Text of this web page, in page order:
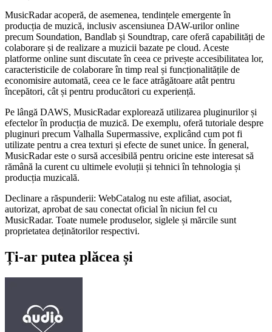
MusicRadar acoperă, de asemenea, tendințele emergente în
producția de muzică, inclusiv ascensiunea DAW-urilor online
precum Soundation, Bandlab și Soundtrap, care oferă capabilități de
colaborare și de realizare a muzicii bazate pe cloud. Aceste
platforme online sunt discutate în ceea ce privește accesibilitatea lor,
caracteristicile de colaborare în timp real și funcționalitățile de
economisire automată, ceea ce le face atrăgătoare atât pentru
începători, cât și pentru producători cu experiență.
Pe lângă DAWS, MusicRadar explorează utilizarea pluginurilor și
efectelor în producția de muzică. De exemplu, oferă tutoriale despre
pluginuri precum Valhalla Supermassive, explicând cum pot fi
utilizate pentru a crea texturi și efecte de sunet unice. În general,
MusicRadar este o sursă accesibilă pentru oricine este interesat să
rămână la curent cu ultimele evoluții și tehnici în tehnologia și
producția muzicală.
Declinare a răspunderii: WebCatalog nu este afiliat, asociat,
autorizat, aprobat de sau conectat oficial în niciun fel cu
MusicRadar. Toate numele produselor, siglele și mărcile sunt
proprietatea deținătorilor respectivi.
Ți-ar putea plăcea și